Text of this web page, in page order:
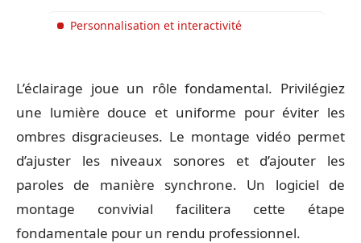
Personnalisation et interactivité
L’éclairage joue un rôle fondamental. Privilégiez
une lumière douce et uniforme pour éviter les
ombres disgracieuses. Le montage vidéo permet
d’ajuster les niveaux sonores et d’ajouter les
paroles de manière synchrone. Un logiciel de
montage convivial facilitera cette étape
fondamentale pour un rendu professionnel.